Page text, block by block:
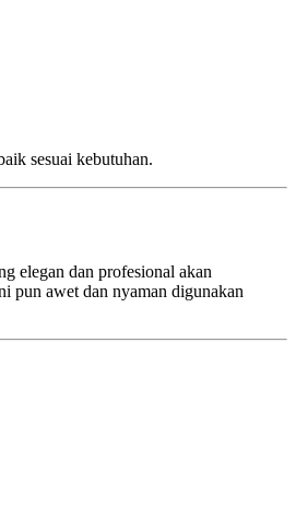
sesuai kebutuhan.
elegan dan profesional akan
pun awet dan nyaman digunakan